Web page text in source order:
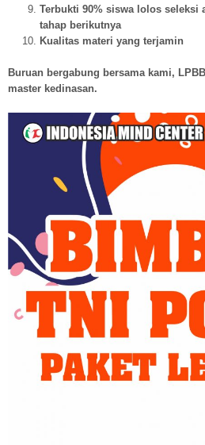
Terbukti 90% siswa lolos seleksi
tahap berikutnya
Kualitas materi yang terjamin
Buruan bergabung bersama kami,
master kedinasan.